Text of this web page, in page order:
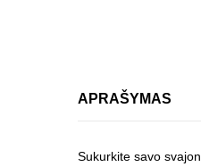
APRAŠYMAS
Sukurkite savo